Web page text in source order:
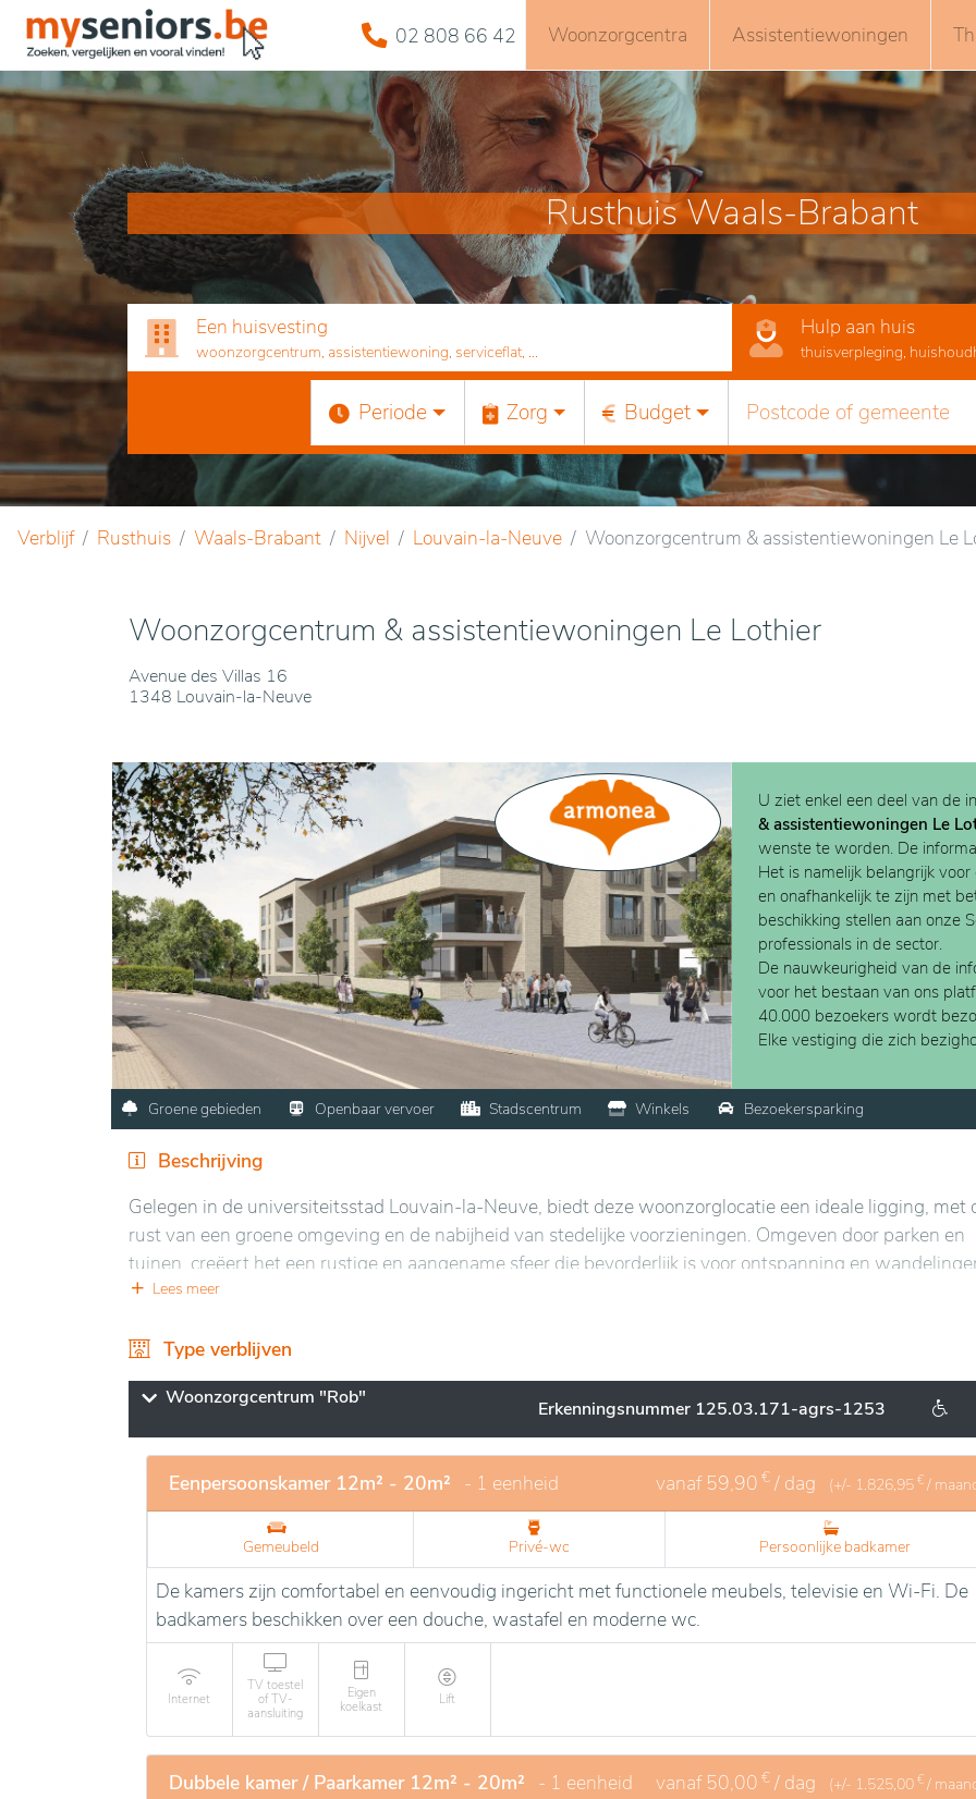
02 808 66 42 Woonzorgcentra Assistentiewoningen
Rusthuis Waals-Brabant
Een huisvesting
woonzorgcentrum, assistentiewoning, serviceflat, ...
Hulp aan huis
thuisverpleging,
Periode Zorg Budget
Verblijf Rusthuis Waals-Brabant Nijvel Louvain-la-Neuve Woonzorgcentrum & assistentiewoningen Le
Woonzorgcentrum & assistentiewoningen Le Lothier
Avenue des Villas 16
1348 Louvain-la-Neuve
U ziet enkel een deel van de
& assistentiewoningen Le
wenste te worden. De
Het is namelijk belangrijk
en onafhankelijk te zijn met
beschikking stellen aan onze
professionals in de sector.
De nauwkeurigheid van de
voor het bestaan van ons
40.000 bezoekers wordt
Elke vestiging die zich
Groene gebieden Openbaar vervoer Stadscentrum Winkels Bezoekersparking
Beschrijving
Gelegen in de universiteitsstad Louvain-la-Neuve, biedt deze woonzorglocatie een ideale ligging, met
rust van een groene omgeving en de nabijheid van stedelijke voorzieningen. Omgeven door parken en
tuinen, creëert het een rustige en aangename sfeer die bevorderlijk is voor ontspanning en
locatie ligt op korte afstand van winkels, cafés en culturele centra, wat de toegang tot verschillende
De moderne en aangepaste faciliteiten waarborgen optimaal comfort, met ruime en lichte kamers en
zorgzaam en professioneel team. De gemeenschappelijke ruimtes, zoals de salons en de tuinen, zijn
ontworpen om sociale interacties en welzijn te bevorderen. Kortom, deze locatie combineert een
geografische ligging met hoogwaardige voorzieningen, waardoor een aangename en serene
voor de bewoners wordt geboden.
Lees meer
Type verblijven
Woonzorgcentrum "Rob" Erkenningsnummer 125.03.171-agrs-1253
Eenpersoonskamer 12m² - 20m² - 1 eenheid vanaf 59,90 € / dag (+/- 1.826,95 € /
Gemeubeld Privé-wc Persoonlijke badkamer
De kamers zijn comfortabel en eenvoudig ingericht met functionele meubels, televisie en Wi-Fi. De
badkamers beschikken over een douche, wastafel en moderne wc.
Internet
TV toestel
of TV-
aansluiting
Eigen
koelkast
Lift
Dubbele kamer / Paarkamer 12m² - 20m² - 1 eenheid vanaf 50,00 € / dag (+/- 1.525,00 € /